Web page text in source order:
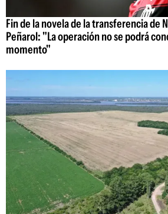
Fin de la novela de la transferencia de
Peñarol: "La operación no se podrá
momento"